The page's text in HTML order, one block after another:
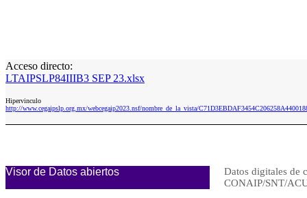
Acceso directo:
LTAIPSLP84IIIB3 SEP 23.xlsx
Hipervinculo
http://www.cegaipslp.org.mx/webcegaip2023.nsf/nombre_de_la_vista/
Visor de Datos abiertos
Datos digitales de
CONAIP/SNT/